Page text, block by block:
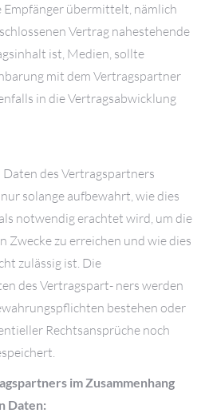
Empfänger übermittelt, nämlich
Vertrag nahestehende
ist, Medien, sollte
mit dem Vertragspartner
in die Vertragsabwicklung
des Vertragspartners
solange aufbewahrt, wie dies
notwendig erachtet wird, um die
Zwecke zu erreichen und wie dies
zulässig ist. Die
des Vertragspart- ners werden
bestehen oder
Rechtsansprüche noch
im Zusammenhang
Daten: